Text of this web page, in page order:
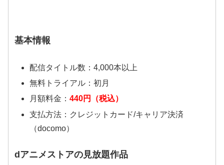
基本情報
配信タイトル数：4,000本以上
無料トライアル：初月
月額料金： 440円（税込）
支払方法：クレジットカード/キャリア決済
（docomo）
dアニメストアの見放題作品